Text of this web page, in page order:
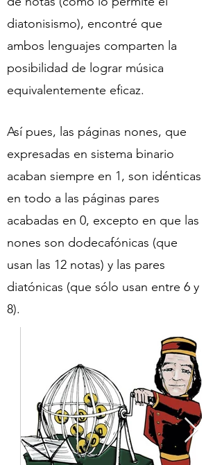
diatonisismo), encontré que
ambos lenguajes comparten la
posibilidad de lograr música
equivalentemente eficaz.
Así pues, las páginas nones, que
expresadas en sistema binario
acaban siempre en 1, son idénticas
en todo a las páginas pares
acabadas en 0, excepto en que las
nones son dodecafónicas (que
usan las 12 notas) y las pares
diatónicas (que sólo usan entre 6 y
8).